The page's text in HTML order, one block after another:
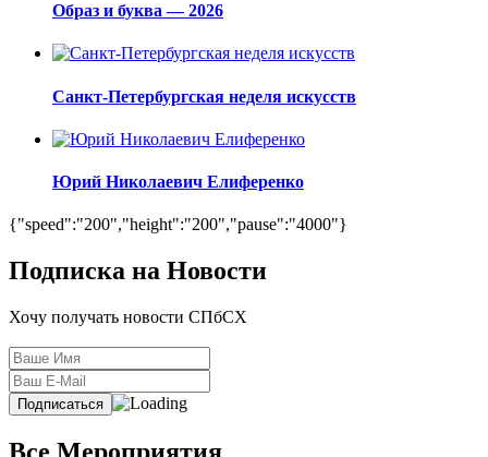
Образ и буква — 2026
Санкт-Петербургская неделя искусств
Юрий Николаевич Елиференко
{"speed":"200","height":"200","pause":"4000"}
Подписка на Новости
Хочу получать новости СПбСХ